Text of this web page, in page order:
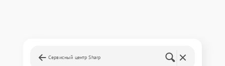
Сервисный центр Sharp